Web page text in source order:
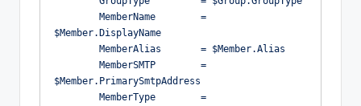
$Member.DisplayName
        MemberAlias       = $Member.Alias
$Member.PrimarySmtpAddress